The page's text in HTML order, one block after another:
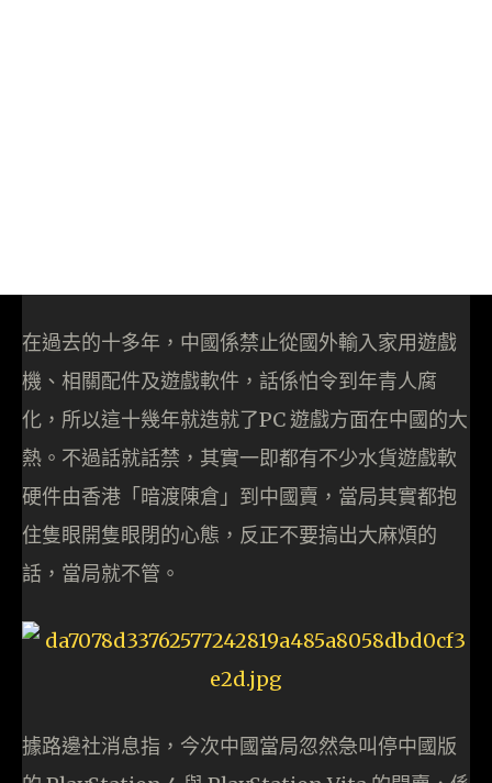
在過去的十多年，中國係禁止從國外輸入家用遊戲
機、相關配件及遊戲軟件，話係怕令到年青人腐
化，所以這十幾年就造就了PC 遊戲方面在中國的大
熱。不過話就話禁，其實一即都有不少水貨遊戲軟
硬件由香港「暗渡陳倉」到中國賣，當局其實都抱
住隻眼開隻眼閉的心態，反正不要搞出大麻煩的
話，當局就不管。
據路邊社消息指，今次中國當局忽然急叫停中國版